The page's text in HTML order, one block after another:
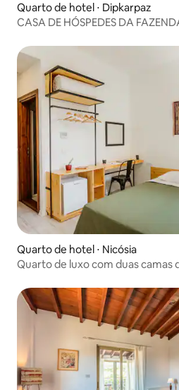
Quarto de hotel ⋅ Dipkarpaz
CASA DE HÓSPEDES DA
Quarto de hotel ⋅ Nicósia
Quarto de luxo com duas camas